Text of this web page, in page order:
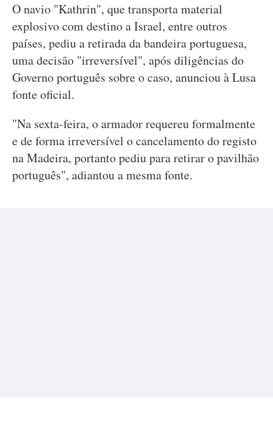
O navio "Kathrin", que transporta material
explosivo com destino a Israel, entre outros
países, pediu a retirada da bandeira portuguesa,
uma decisão "irreversível", após diligências do
Governo português sobre o caso, anunciou à Lusa
fonte oficial.
"Na sexta-feira, o armador requereu formalmente
e de forma irreversível o cancelamento do registo
na Madeira, portanto pediu para retirar o pavilhão
português", adiantou a mesma fonte.